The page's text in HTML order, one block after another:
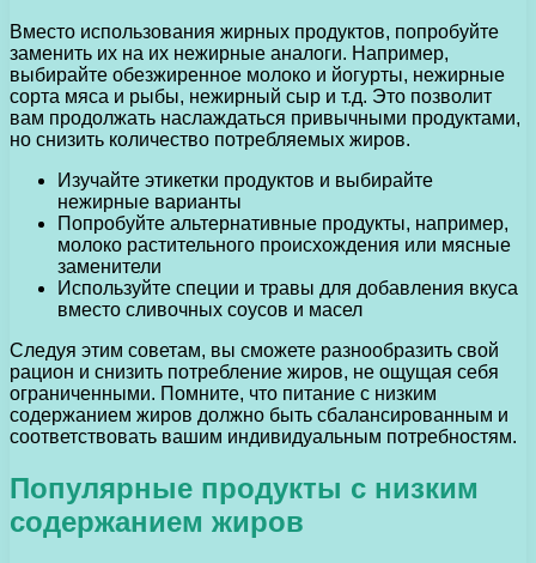
Вместо использования жирных продуктов, попробуйте
заменить их на их нежирные аналоги. Например,
выбирайте обезжиренное молоко и йогурты, нежирные
сорта мяса и рыбы, нежирный сыр и т.д. Это позволит
вам продолжать наслаждаться привычными продуктами,
но снизить количество потребляемых жиров.
Изучайте этикетки продуктов и выбирайте
нежирные варианты
Попробуйте альтернативные продукты, например,
молоко растительного происхождения или мясные
заменители
Используйте специи и травы для добавления вкуса
вместо сливочных соусов и масел
Следуя этим советам, вы сможете разнообразить свой
рацион и снизить потребление жиров, не ощущая себя
ограниченными. Помните, что питание с низким
содержанием жиров должно быть сбалансированным и
соответствовать вашим индивидуальным потребностям.
Популярные продукты с низким
содержанием жиров